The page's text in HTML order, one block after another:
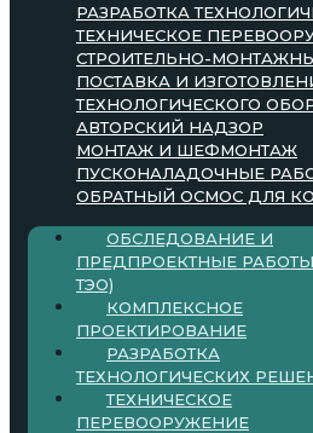
РАЗРАБОТКА
ТЕХНИЧЕСКОЕ
СТРОИТЕЛЬНО-
ПОСТАВКА И
ТЕХНОЛОГИЧЕСКОГО
АВТОРСКИЙ НАДЗОР
МОНТАЖ И ШЕФМОНТАЖ
ПУСКОНАЛАДОЧНЫЕ
ОБРАТНЫЙ ОСМОС ДЛЯ
ОБСЛЕДОВАНИЕ И
ПРЕДПРОЕКТНЫЕ РАБОТЫ
ТЭО)
КОМПЛЕКСНОЕ
ПРОЕКТИРОВАНИЕ
РАЗРАБОТКА
ТЕХНОЛОГИЧЕСКИХ
ТЕХНИЧЕСКОЕ
ПЕРЕВООРУЖЕНИЕ